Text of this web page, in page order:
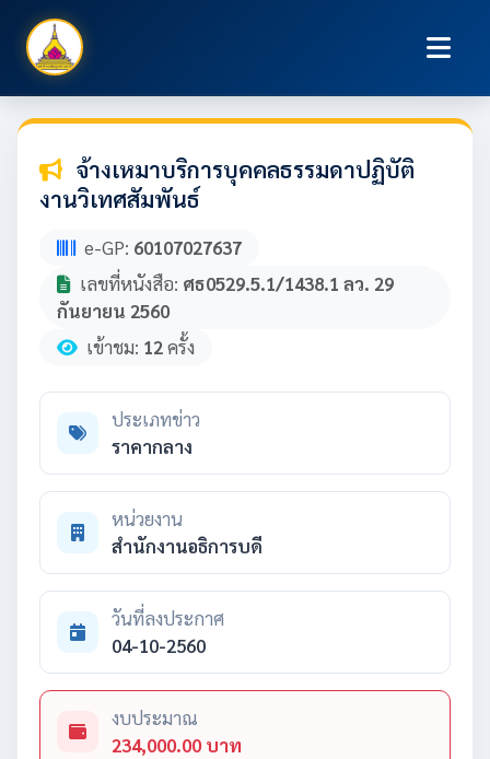
จ้างเหมาบริการบุคคลธรรมดาปฏิบัติ
งานวิเทศสัมพันธ์
e-GP: 60107027637
เลขที่หนังสือ: ศธ0529.5.1/1438.1 ลว. 29
กันยายน 2560
เข้าชม: 12ครั้ง
ประเภทข่าว
ราคากลาง
หน่วยงาน
สำนักงานอธิการบดี
วันที่ลงประกาศ
04-10-2560
งบประมาณ
234,000.00 บาท